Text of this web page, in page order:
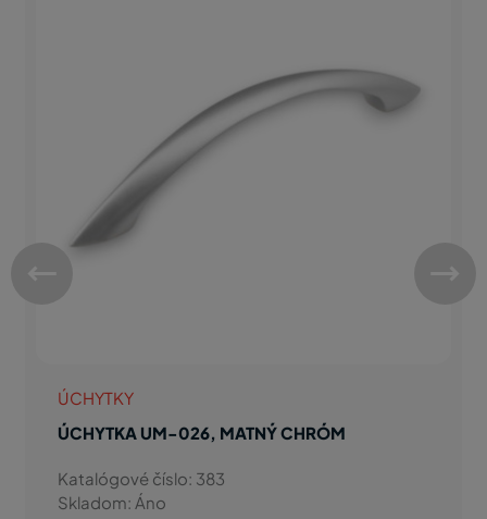
ÚCHYTKY
ÚCHYTKA UM-026, MATNÝ CHRÓM
Katalógové číslo: 383
Skladom: Áno